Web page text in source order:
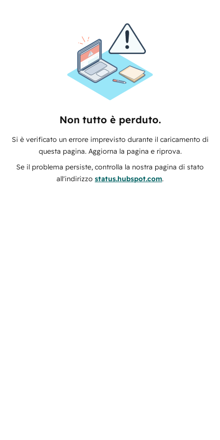
Non tutto è perduto.
Si è verificato un errore imprevisto durante il caricamento di
questa pagina. Aggiorna la pagina e riprova.
Se il problema persiste, controlla la nostra pagina di stato
all'indirizzo status.hubspot.com.